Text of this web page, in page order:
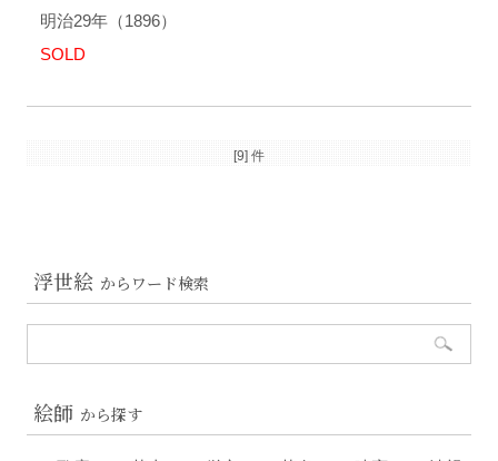
明治29年（1896）
SOLD
[9] 件
浮世絵 からワード検索
絵師 から探す